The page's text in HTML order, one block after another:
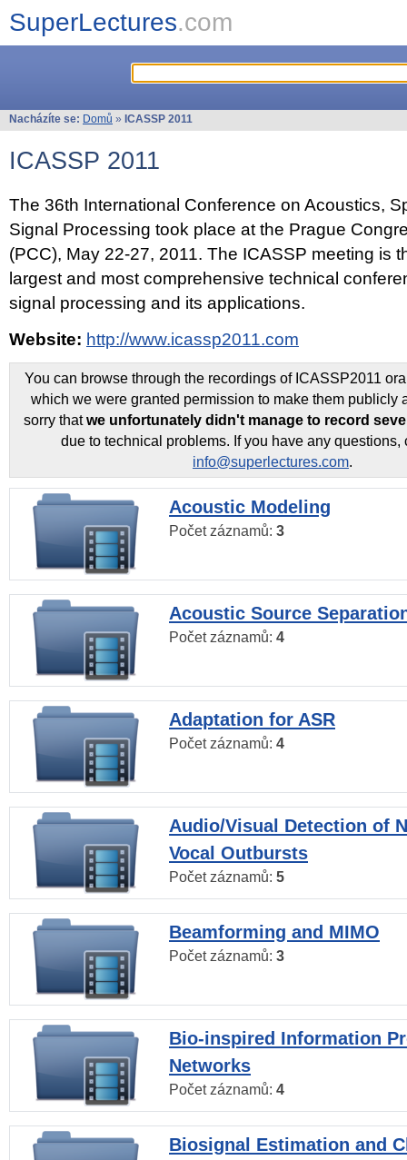
SuperLectures.com
Nacházíte se: Domů » ICASSP 2011
ICASSP 2011
The 36th International Conference on Acoustics,
Signal Processing took place at the Prague
(PCC), May 22-27, 2011. The ICASSP meeting is
largest and most comprehensive technical
signal processing and its applications.
Website: http://www.icassp2011.com
You can browse through the recordings of ICASSP2011
which we were granted permission to make them publicly
sorry thatwe unfortunately didn't manage to record
due to technical problems. If you have any questions,
info@superlectures.com.
Acoustic Modeling
Počet záznamů: 3
Acoustic Source
Počet záznamů: 4
Adaptation for ASR
Počet záznamů: 4
Audio/Visual Detection of
Vocal Outbursts
Počet záznamů: 5
Beamforming and MIMO
Počet záznamů: 3
Bio-inspired Information
Networks
Počet záznamů: 4
Biosignal Estimation and